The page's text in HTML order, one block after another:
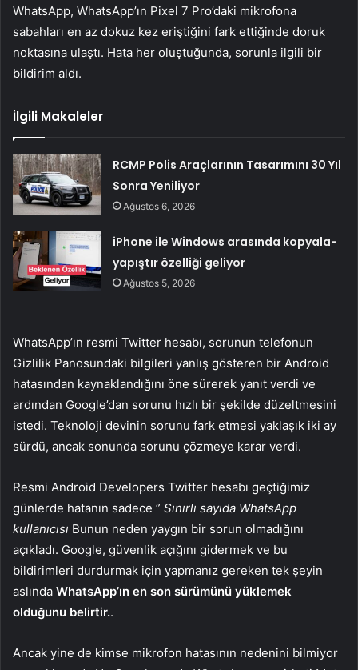
WhatsApp, WhatsApp’ın Pixel 7 Pro’daki mikrofona
sabahları en az dokuz kez eriştiğini fark ettiğinde doruk
noktasına ulaştı. Hata her oluştuğunda, sorunla ilgili bir
bildirim aldı.
İlgili Makaleler
RCMP Polis Araçlarının Tasarımını 30 Yıl
Sonra Yeniliyor
Ağustos 6, 2026
iPhone ile Windows arasında kopyala-
yapıştır özelliği geliyor
Ağustos 5, 2026
WhatsApp’ın resmi Twitter hesabı, sorunun telefonun
Gizlilik Panosundaki bilgileri yanlış gösteren bir Android
hatasından kaynaklandığını öne sürerek yanıt verdi ve
ardından Google’dan sorunu hızlı bir şekilde düzeltmesini
istedi. Teknoloji devinin sorunu fark etmesi yaklaşık iki ay
sürdü, ancak sonunda sorunu çözmeye karar verdi.
Resmi Android Developers Twitter hesabı geçtiğimiz
günlerde hatanın sadece ” Sınırlı sayıda WhatsApp
kullanıcısı Bunun neden yaygın bir sorun olmadığını
açıkladı. Google, güvenlik açığını gidermek ve bu
bildirimleri durdurmak için yapmanız gereken tek şeyin
aslında WhatsApp’ın en son sürümünü yüklemek
olduğunu belirtir..
Ancak yine de kimse mikrofon hatasının nedenini bilmiyor